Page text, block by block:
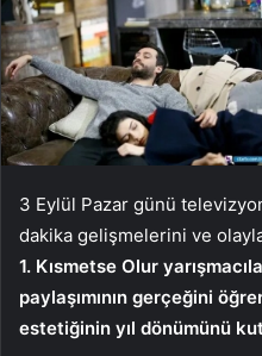
3 Eylül Pazar günü
dakika gelişmelerini ve
1. Kısmetse Olur
paylaşımının gerçeğini
estetiğinin yıl dönümünü